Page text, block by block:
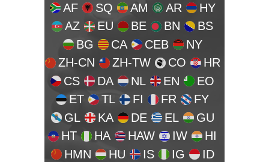
AF SQ AM AR
HY
AZ
EU BE BN
BS
BG
CA CEB
NY
ZH-CN
ZH-TW CO
HR
CS
DA NL EN
EO
ET
TL FI FR
FY
GL
KA DE EL
GU
HT
HA HAW IW
HI
HMN
HU IS IG
ID